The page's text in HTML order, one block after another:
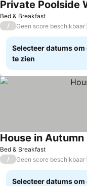
Bed & Breakfast
Private Poolside
/ Geen score beschikbaar
Selecteer datums
te zien
Bed & Breakfast
House in Autumn
/ Geen score beschikbaar
Selecteer datums